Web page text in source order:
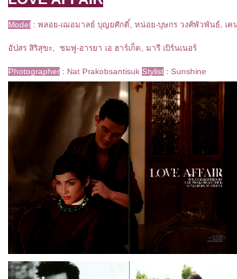
Model : พลอย-เฌอมาลย์ บุญยศักดิ์, หน่อย-บุษกร วงศ์พัวพันธ์, เคน
อัปสร สิริสุขะ, ชมพู่-อารยา เอ ฮาร์เก็ต, มารี เบิร์นเนอร์
Photographer : Nat Prakobsantisuk Stylist : Sunshine